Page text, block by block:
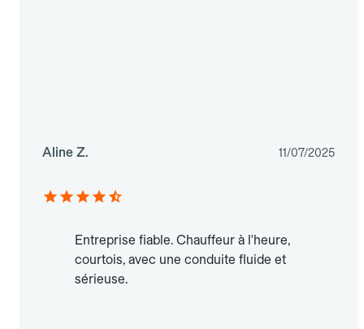
Aline Z. 11/07/2025
Entreprise fiable. Chauffeur à l'heure,
courtois, avec une conduite fluide et
sérieuse.